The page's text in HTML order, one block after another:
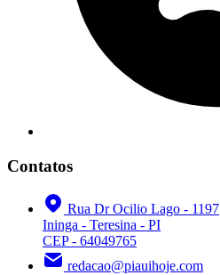
Contatos
Rua Dr Ocilio Lago - 1197
Ininga - Teresina - PI
CEP - 64049765
redacao@piauihoje.com